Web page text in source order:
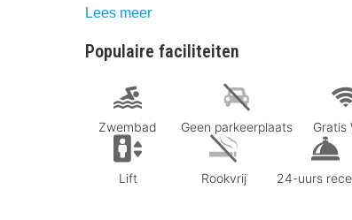
Lees meer
Populaire faciliteiten
Zwembad Geen parkeerplaats Gratis
Lift Rookvrij 24-uurs